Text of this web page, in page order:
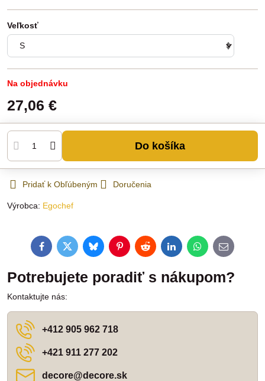
Veľkosť
Na objednávku
27,06 €
Do košíka
Pridať k Obľúbeným Doručenia
Výrobca: Egochef
FacebookTwitterBlueskyPinterestRedditLinkedInWhatsApp
E-
mail
Potrebujete poradiť s nákupom?
Kontaktujte nás:
+412 905 962 718
+421 911 277 202
decore​@decore​.sk